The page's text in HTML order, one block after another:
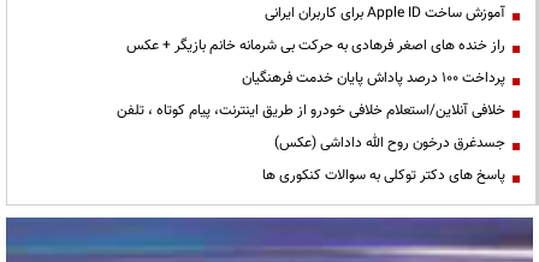
آموزش ساخت Apple ID برای کاربران ایرانی
راز خنده های اصغر فرهادی به حرکت بی شرمانه خانم بازیگر + عکس
پرداخت ۱۰۰ درصد پاداش پایان خدمت فرهنگیان
خلافی آنلاین/استعلام خلافی خودرو از طریق اینترنت، پیام کوتاه ، تلفن
جسدغرق درخون روح الله داداشی (عکس)
پاسخ های دکتر توکلی به سوالات کنکوری ها